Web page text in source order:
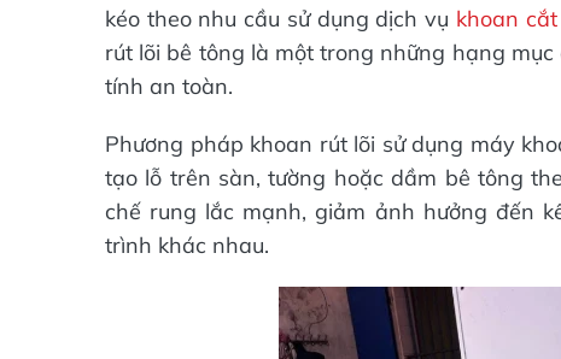
kéo theo nhu cầu sử dụng dịch vụ khoan
rút lõi bê tông là một trong những hạng
tính an toàn.
Phương pháp khoan rút lõi sử dụng máy
tạo lỗ trên sàn, tường hoặc dầm bê tông
chế rung lắc mạnh, giảm ảnh hưởng đến
trình khác nhau.